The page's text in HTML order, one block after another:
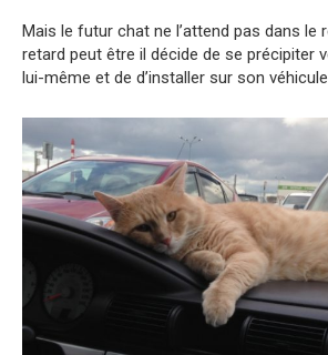
Mais le futur chat ne l’attend pas dans le
retard peut être il décide de se précipiter
lui-même et de d’installer sur son